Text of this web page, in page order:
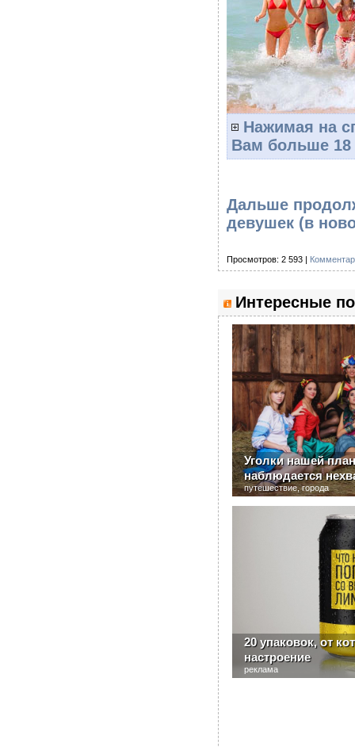
Нажимая на
Вам больше 18
Дальше
девушек (в
Просмотров: 2 593 |
Интересные
Уголки нашей
наблюдается
путешествие, города
20 упаковок, от
настроение
реклама